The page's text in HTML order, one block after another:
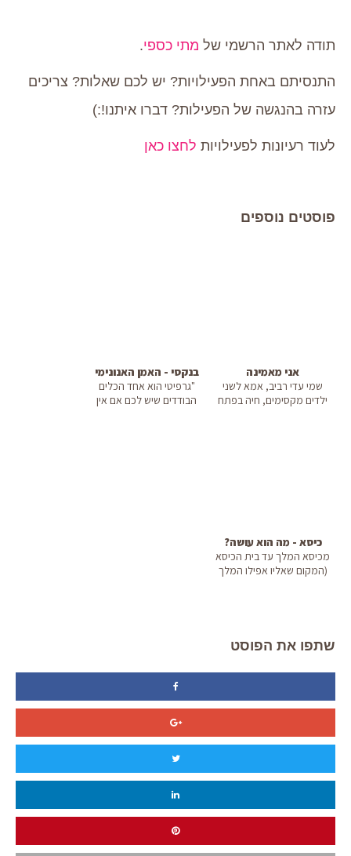
תודה לאתר הרשמי של מתי כספי.
התנסיתם באחת הפעילויות? יש לכם שאלות? צריכים
עזרה בהנגשה של הפעילות? דברו איתנו!:)
לעוד רעיונות לפעילויות לחצו כאן
פוסטים נוספים
אני מאמינה
שמי עדי רביב, אמא לשני
ילדים מקסימים, חיה בפתח
בנקסי - האמן האנונימי
"גרפיטי הוא אחד הכלים
הבודדים שיש לכם אם אין
כיסא - מה הוא עושה?
מכיסא המלך עד בית הכיסא
(המקום שאליו אפילו המלך
שתפו את הפוסט